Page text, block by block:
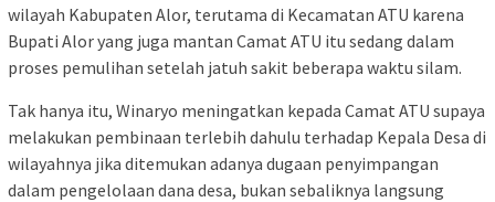
wilayah Kabupaten Alor, terutama di Kecamatan ATU karena
Bupati Alor yang juga mantan Camat ATU itu sedang dalam
proses pemulihan setelah jatuh sakit beberapa waktu silam.
Tak hanya itu, Winaryo meningatkan kepada Camat ATU supaya
melakukan pembinaan terlebih dahulu terhadap Kepala Desa di
wilayahnya jika ditemukan adanya dugaan penyimpangan
dalam pengelolaan dana desa, bukan sebaliknya langsung